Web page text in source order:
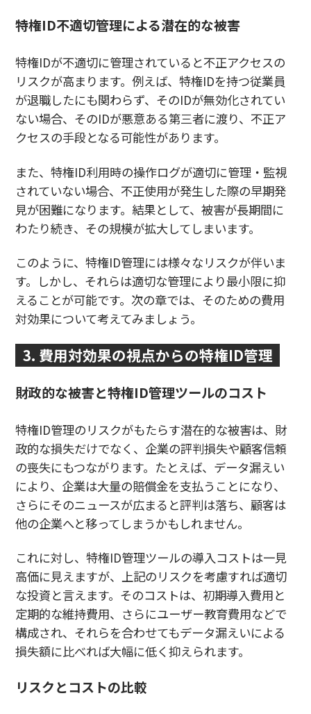
特権ID不適切管理による潜在的な被害
特権IDが不適切に管理されていると不正アクセスの
リスクが高まります。例えば、特権IDを持つ従業員
が退職したにも関わらず、そのIDが無効化されてい
ない場合、そのIDが悪意ある第三者に渡り、不正ア
クセスの手段となる可能性があります。
また、特権ID利用時の操作ログが適切に管理・監視
されていない場合、不正使用が発生した際の早期発
見が困難になります。結果として、被害が長期間に
わたり続き、その規模が拡大してしまいます。
このように、特権ID管理には様々なリスクが伴いま
す。しかし、それらは適切な管理により最小限に抑
えることが可能です。次の章では、そのための費用
対効果について考えてみましょう。
3. 費用対効果の視点からの特権ID管理
財政的な被害と特権ID管理ツールのコスト
特権ID管理のリスクがもたらす潜在的な被害は、財
政的な損失だけでなく、企業の評判損失や顧客信頼
の喪失にもつながります。たとえば、データ漏えい
により、企業は大量の賠償金を支払うことになり、
さらにそのニュースが広まると評判は落ち、顧客は
他の企業へと移ってしまうかもしれません。
これに対し、特権ID管理ツールの導入コストは一見
高価に見えますが、上記のリスクを考慮すれば適切
な投資と言えます。そのコストは、初期導入費用と
定期的な維持費用、さらにユーザー教育費用などで
構成され、それらを合わせてもデータ漏えいによる
損失額に比べれば大幅に低く抑えられます。
リスクとコストの比較